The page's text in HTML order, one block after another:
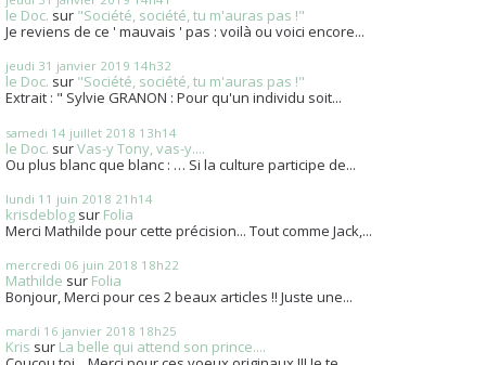
le Doc. sur "Société, société, tu m'auras pas !"
Je reviens de ce ' mauvais ' pas : voilà ou voici encore...
jeudi 31 janvier 2019 14h32
le Doc. sur "Société, société, tu m'auras pas !"
Extrait : " Sylvie GRANON : Pour qu'un individu soit...
samedi 14 juillet 2018 13h14
le Doc. surVas-y Tony, vas-y....
Ou plus blanc que blanc : … Si la culture participe de...
lundi 11 juin 2018 21h14
krisdeblog sur Folia
Merci Mathilde pour cette précision... Tout comme Jack,...
mercredi 06 juin 2018 18h22
Mathilde sur Folia
Bonjour, Merci pour ces 2 beaux articles !! Juste une...
mardi 16 janvier 2018 18h25
Kris sur La belle qui attend son prince....